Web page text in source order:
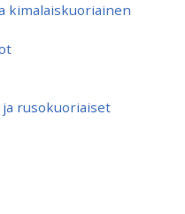
kimalaiskuoriainen
rusokuoriaiset